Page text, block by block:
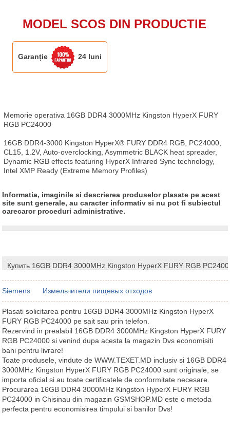
MODEL SCOS DIN PRODUCTIE
Garanție 24 luni
Memorie operativa 16GB DDR4 3000MHz Kingston HyperX FURY
RGB PC24000
16GB DDR4-3000 Kingston HyperX® FURY DDR4 RGB, PC24000,
CL15, 1.2V, Auto-overclocking, Asymmetric BLACK heat spreader,
Dynamic RGB effects featuring HyperX Infrared Sync technology,
Intel XMP Ready (Extreme Memory Profiles)
Informatia, imaginile si descrierea produselor plasate pe acest
site sunt generale, au caracter informativ si nu pot fi subiectul
oarecaror proceduri administrative.
Купить 16GB DDR4 3000MHz Kingston HyperX FURY RGB
Siemens Измельчители пищевых отходов
Plasati solicitarea pentru 16GB DDR4 3000MHz Kingston HyperX
FURY RGB PC24000 pe sait sau prin telefon.
Rezervind in prealabil 16GB DDR4 3000MHz Kingston HyperX FURY
RGB PC24000 si venind dupa acesta la magazin Dvs economisiti
bani pentru livrare!
Toate produsele, vindute de WWW.TEXET.MD inclusiv si 16GB DDR4
3000MHz Kingston HyperX FURY RGB PC24000 sunt originale, se
importa oficial si au toate certificatele de conformitate necesare.
Procurarea 16GB DDR4 3000MHz Kingston HyperX FURY RGB
PC24000 in Chisinau din magazin GSMSHOP.MD este o metoda
perfecta pentru economisirea timpului si banilor Dvs!